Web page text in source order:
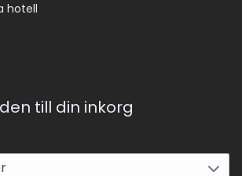
hotell
till din inkorg